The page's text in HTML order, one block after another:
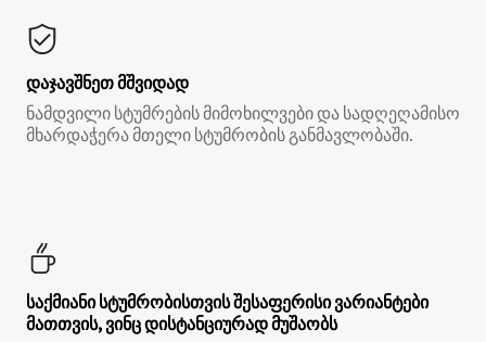
დაჯავშნეთ მშვიდად
ნამდვილი სტუმრების მიმოხილვები და სადღეღამისო
მხარდაჭერა მთელი სტუმრობის განმავლობაში.
საქმიანი სტუმრობისთვის შესაფერისი ვარიანტები
მათთვის, ვინც დისტანციურად მუშაობს